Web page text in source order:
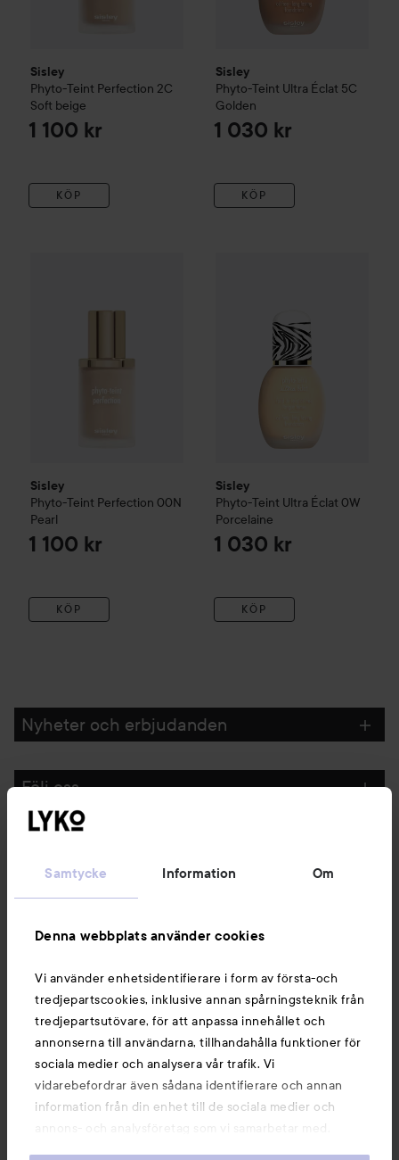
Samtycke Information Om
Denna webbplats använder cookies
Vi använder enhetsidentifierare i form av första-och
tredjepartscookies, inklusive annan spårningsteknik från
tredjepartsutövare, för att anpassa innehållet och
annonserna till användarna, tillhandahålla funktioner för
sociala medier och analysera vår trafik. Vi
vidarebefordrar även sådana identifierare och annan
information från din enhet till de sociala medier och
annons- och analysföretag som vi samarbetar med.
Sisley
Phyto-Teint Perfection 2C
Soft beige
1 100 kr
KÖP
Sisley
Phyto-Teint Ultra Éclat 5C
Golden
1 030 kr
KÖP
Sisley
Phyto-Teint Perfection 00N
Pearl
1 100 kr
KÖP
Sisley
Phyto-Teint Ultra Éclat 0W
Porcelaine
1 030 kr
KÖP
Nyheter och erbjudanden
Följ oss
Du kanske också gillar